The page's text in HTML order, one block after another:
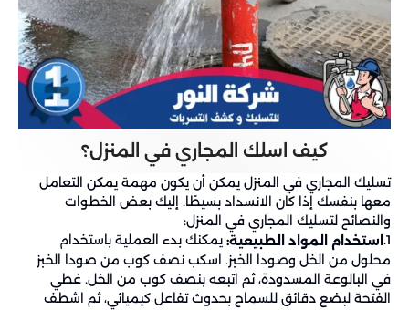
كيف اسلك المجاري في المنزل؟
تسليك المجاري في المنزل يمكن أن يكون مهمة يمكن التعامل
معها بنفسك إذا كان الانسداد بسيطًا. إليك بعض الخطوات
والنصائح لتسليك المجاري في المنزل:
1. استخدام المواد الطبيعية: يمكنك بدء العملية باستخدام
محلول من الخل وصودا الخبز. اسكب نصف كوب من صودا الخبز
في البالوعة المسدودة، ثم اتبعه بنصف كوب من الخل. غطي
الفتحة لبضع دقائق للسماح بحدوث تفاعل كيميائي، ثم اشطف